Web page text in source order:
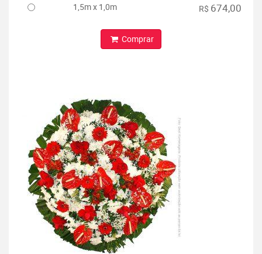
1,5m x 1,0m R$ 674,00
Comprar